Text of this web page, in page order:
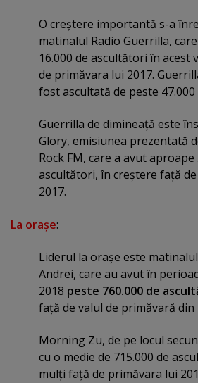
O creştere importantă s-a
matinalul Radio Guerrilla,
16.000 de ascultători în acest
de primăvara lui 2017.
fost ascultată de peste
Guerrilla de dimineaţă este
Glory, emisiunea prezentată
Rock FM, care a avut aproape
ascultători, în creştere faţă
2017.
La oraşe:
Liderul la oraşe este matinalul
Andrei, care au avut în
2018 peste 760.000 de
faţă de valul de primăvară din
Morning Zu, de pe locul
cu o medie de 715.000 de
mulţi faţă de primăvara lui